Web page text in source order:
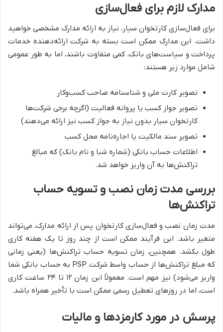
مدارک لازم برای فعال‌سازی
برای فعال‌سازی کارتخوان سیار، نیاز به ارائه مدارک مشخصی خواهید
داشت. این مدارک ممکن است بسته به شرکت ارائه‌دهنده خدمات
پرداخت و سیاست‌های بانک، کمی متفاوت باشند، اما به طور عمومی
شامل موارد زیر هستند:
تصویر کارت ملی و شناسنامه صاحب کسب‌وکار
تصویر جواز کسب یا پروانه فعالیت (اگرچه برخی شرکت‌ها
کارتخوان سیار بدون نیاز به جواز کسب نیز ارائه می‌دهند)
تصویر سند مالکیت یا اجاره‌نامه محل کسب
اطلاعات حساب بانکی (شماره شبا و نام بانک) که مبالغ
تراکنش‌ها به آن واریز خواهد شد.
بررسی مدت زمان نصب و تسویه حساب
تراکنش‌ها
مدت زمان نصب و فعال‌سازی کارتخوان پس از ارائه مدارک، می‌تواند
متغیر باشد. این فرآیند ممکن است از چند روز تا یک هفته کاری
طول بکشد. همچنین، زمان تسویه حساب تراکنش‌ها (یعنی زمانی
که مبلغ تراکنش‌ها از حساب واسط شرکت PSP به حساب بانکی شما
واریز می‌شود) نیز مهم است. معمولاً این زمان ۱۲ تا ۲۴ ساعت کاری
است، اما در روزهای تعطیل رسمی ممکن است با تأخیر همراه باشد.
پرسش در مورد کارمزدها و مالیات